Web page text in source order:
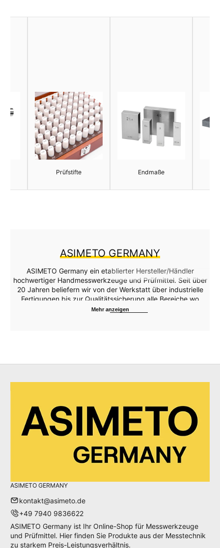
Prüfstifte Endmaße
ASIMETO GERMANY
ASIMETO Germany ein etablierter Hersteller/Händler
hochwertiger Handmesswerkzeuge und Prüfmittel. Seit über
20 Jahren beliefern wir von der Werkstatt über industrielle
Fertigungen bis zur Qualitätssicherung alle Bereiche wo
Messmittel gebraucht werden. Unsere Produktpalette
bei der Wahl des richtigen Messwerkzeugs unterstützen.
Weiterhin bieten wir zusätzliche individuelle Services wie
Kalibrierung und Lasergravur für viele Produkte.
Mehr anzeigen
ASIMETO GERMANY
kontakt@asimeto.de
+49 7940 9836622
ASIMETO Germany ist Ihr Online-Shop für Messwerkzeuge
und Prüfmittel. Hier finden Sie Produkte aus der Messtechnik
zu starkem Preis-Leistungsverhältnis.